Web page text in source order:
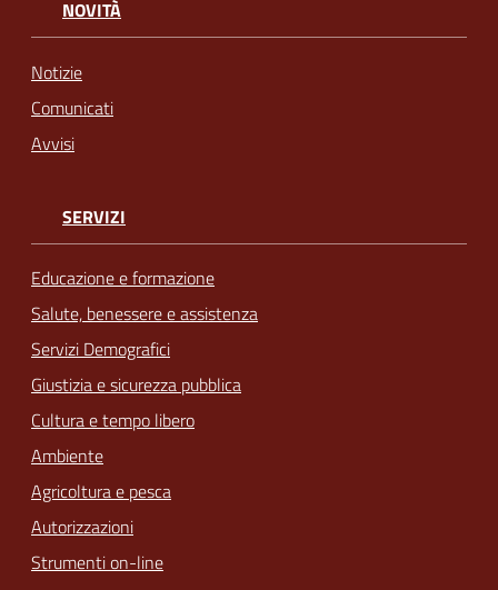
NOVITÀ
Notizie
Comunicati
Avvisi
SERVIZI
Educazione e formazione
Salute, benessere e assistenza
Servizi Demografici
Giustizia e sicurezza pubblica
Cultura e tempo libero
Ambiente
Agricoltura e pesca
Autorizzazioni
Strumenti on-line